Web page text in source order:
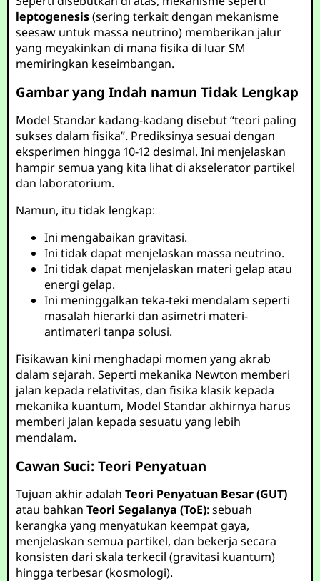
leptogenesis(sering terkait dengan mekanisme
seesaw untuk massa neutrino) memberikan jalur
yang meyakinkan di mana fisika di luar SM
memiringkan keseimbangan.
Gambar yang Indah namun Tidak Lengkap
Model Standar kadang-kadang disebut “teori paling
sukses dalam fisika”. Prediksinya sesuai dengan
eksperimen hingga 10-12 desimal. Ini menjelaskan
hampir semua yang kita lihat di akselerator partikel
dan laboratorium.
Namun, itu tidak lengkap:
Ini mengabaikan gravitasi.
Ini tidak dapat menjelaskan massa neutrino.
Ini tidak dapat menjelaskan materi gelap atau
energi gelap.
Ini meninggalkan teka-teki mendalam seperti
masalah hierarki dan asimetri materi-
antimateri tanpa solusi.
Fisikawan kini menghadapi momen yang akrab
dalam sejarah. Seperti mekanika Newton memberi
jalan kepada relativitas, dan fisika klasik kepada
mekanika kuantum, Model Standar akhirnya harus
memberi jalan kepada sesuatu yang lebih
mendalam.
Cawan Suci: Teori Penyatuan
Tujuan akhir adalahTeori Penyatuan Besar (GUT)
atau bahkanTeori Segalanya (ToE): sebuah
kerangka yang menyatukan keempat gaya,
menjelaskan semua partikel, dan bekerja secara
konsisten dari skala terkecil (gravitasi kuantum)
hingga terbesar (kosmologi).